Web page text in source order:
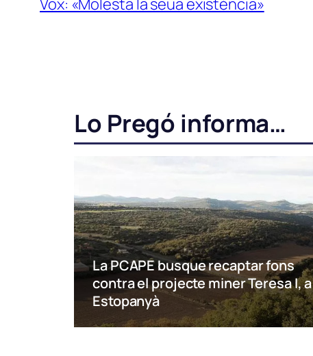
Lo Pregó informa…
La PCAPE busque recaptar fons
contra el projecte miner Teresa I, a
Estopanyà